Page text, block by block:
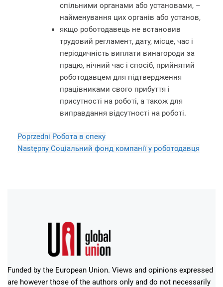
спільними органами або установами, –
найменування цих органів або установ,
якщо роботодавець не встановив
трудовий регламент, дату, місце, час і
періодичність виплати винагороди за
працю, нічний час і спосіб, прийнятий
роботодавцем для підтвердження
працівниками свого прибуття і
присутності на роботі, а також для
виправдання відсутності на роботі.
Poprzedni Робота в спеку
Następny Соціальний фонд компанії у роботодавця
Funded by the European Union. Views and opinions expressed
are however those of the authors only and do not necessarily